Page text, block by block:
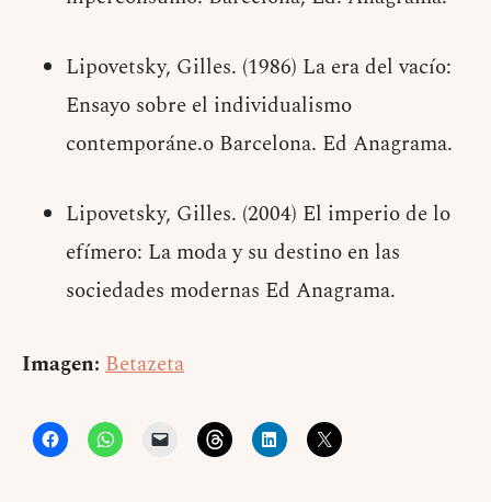
Lipovetsky, Gilles. (1986) La era del vacío:
Ensayo sobre el individualismo
contemporáne.o Barcelona. Ed Anagrama.
Lipovetsky, Gilles. (2004) El imperio de lo
efímero: La moda y su destino en las
sociedades modernas Ed Anagrama.
Imagen: Betazeta